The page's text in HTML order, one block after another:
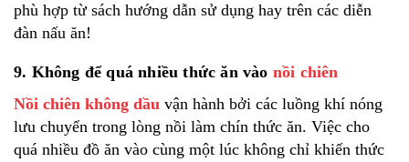
phù hợp từ sách hướng dẫn sử dụng hay trên các diễn
đàn nấu ăn!
9. Không để quá nhiều thức ăn vào nồi chiên
Nồi chiên không dầu vận hành bởi các luồng khí nóng
lưu chuyển trong lòng nồi làm chín thức ăn. Việc cho
quá nhiều đồ ăn vào cùng một lúc không chỉ khiến thức